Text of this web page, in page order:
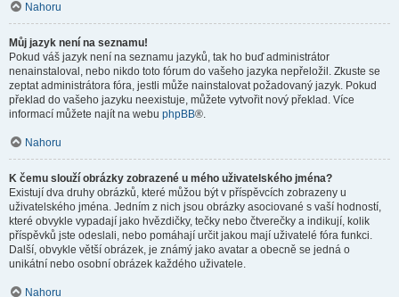
Nahoru
Můj jazyk není na seznamu!
Pokud váš jazyk není na seznamu jazyků, tak ho buď administrátor
nenainstaloval, nebo nikdo toto fórum do vašeho jazyka nepřeložil. Zkuste se
zeptat administrátora fóra, jestli může nainstalovat požadovaný jazyk. Pokud
překlad do vašeho jazyku neexistuje, můžete vytvořit nový překlad. Více
informací můžete najít na webu phpBB®.
Nahoru
K čemu slouží obrázky zobrazené u mého uživatelského jména?
Existují dva druhy obrázků, které můžou být v příspěvcích zobrazeny u
uživatelského jména. Jedním z nich jsou obrázky asociované s vaší hodností,
které obvykle vypadají jako hvězdičky, tečky nebo čtverečky a indikují, kolik
příspěvků jste odeslali, nebo pomáhají určit jakou mají uživatelé fóra funkci.
Další, obvykle větší obrázek, je známý jako avatar a obecně se jedná o
unikátní nebo osobní obrázek každého uživatele.
Nahoru